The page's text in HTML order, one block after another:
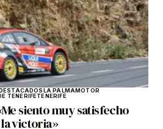
LA PALMAMOTOR
TENERIFETENERIFE
siento muy satisfecho
victoria»